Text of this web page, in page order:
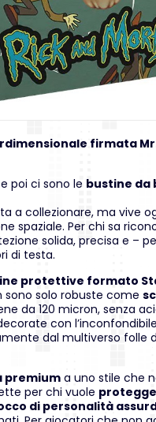
firmata
poi ci sono le bustine da
a collezionare, ma vive
spaziale. Per chi sa
solida, precisa e –
di testa.
protettive formato
sono solo robuste come
da 120 micron, senza
con l’inconfondibile
dal multiverso folle
premium a uno stile che
per chi vuole
di personalità